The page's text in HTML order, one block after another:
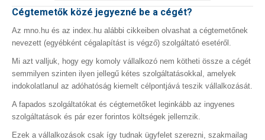
Cégtemetők közé jegyezné be a cégét?
Az mno.hu és az index.hu alábbi cikkeiben olvashat a cégtemetőnek
nevezett (egyébként cégalapítást is végző) szolgáltató esetéről.
Mi azt valljuk, hogy egy komoly vállalkozó nem kötheti össze a cégét
semmilyen szinten ilyen jellegű kétes szolgáltatásokkal, amelyek
indokolatlanul az adóhatóság kiemelt célpontjává teszik vállalkozását.
A fapados szolgáltatókat és cégtemetőket leginkább az ingyenes
szolgáltatások és pár ezer forintos költségek jellemzik.
Ezek a vállalkozások csak így tudnak ügyfelet szerezni, szakmailag